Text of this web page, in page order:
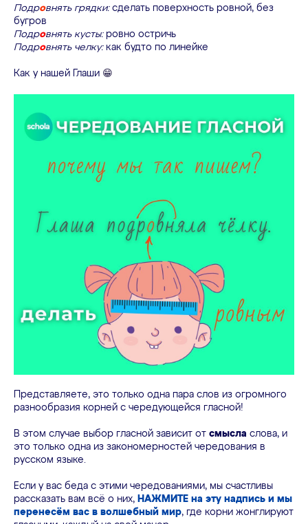
Подровнять грядки:сделать поверхность ровной, без
бугров
Подровнять кусты: ровно остричь
Подровнять челку:как будто по линейке
Как у нашей Глаши 😁
Представляете, это только одна пара слов из огромного
разнообразия корней с чередующейся гласной!
В этом случае выбор гласной зависит от смысла слова, и
это только одна из закономерностей чередования в
русском языке.
Если у вас беда с этими чередованиями, мы счастливы
рассказать вам всё о них, НАЖМИТЕ на эту надпись и мы
перенесём вас в волшебный мир, где корни жонглируют